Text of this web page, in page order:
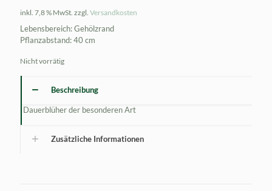
inkl. 7,8 % MwSt. zzgl. Versandkosten
Lebensbereich: Gehölzrand
Pflanzabstand: 40 cm
Nicht vorrätig
Beschreibung
Dauerblüher der besonderen Art
Zusätzliche Informationen